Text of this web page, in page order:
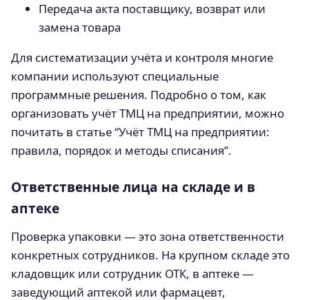
Передача акта поставщику, возврат или
замена товара
Для систематизации учёта и контроля многие
компании используют специальные
программные решения. Подробно о том, как
организовать учёт ТМЦ на предприятии, можно
почитать в статье “Учёт ТМЦ на предприятии:
правила, порядок и методы списания”.
Ответственные лица на складе и в
аптеке
Проверка упаковки — это зона ответственности
конкретных сотрудников. На крупном складе это
кладовщик или сотрудник ОТК, в аптеке —
заведующий аптекой или фармацевт,